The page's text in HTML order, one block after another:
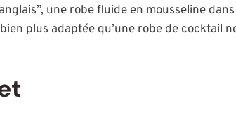
une robe fluide en mousseline
plus adaptée qu’une robe de cocktail